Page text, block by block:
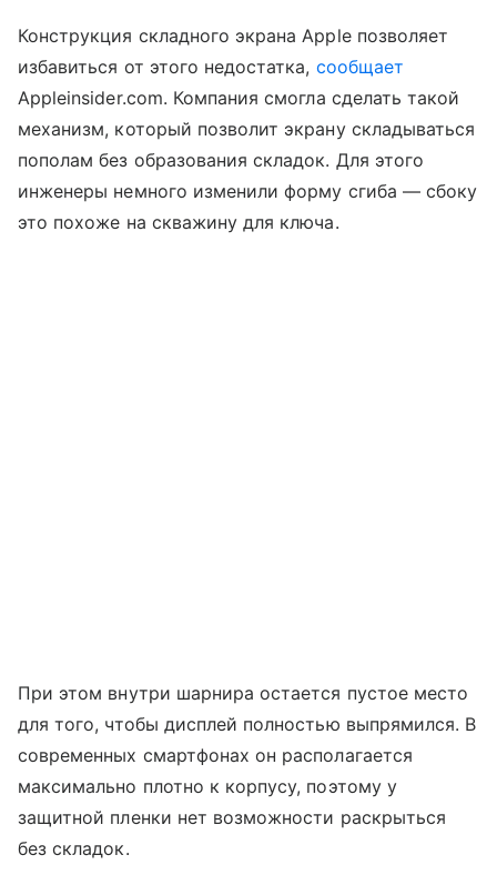
Конструкция складного экрана Apple позволяет
избавиться от этого недостатка, сообщает
Appleinsider.com. Компания смогла сделать такой
механизм, который позволит экрану складываться
пополам без образования складок. Для этого
инженеры немного изменили форму сгиба — сбоку
это похоже на скважину для ключа.
При этом внутри шарнира остается пустое место
для того, чтобы дисплей полностью выпрямился. В
современных смартфонах он располагается
максимально плотно к корпусу, поэтому у
защитной пленки нет возможности раскрыться
без складок.